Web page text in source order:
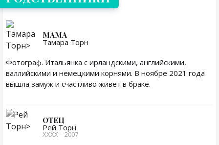
МАМА
Тамара Торн
Фотограф. Итальянка с ирландскими, английскими,
валлийскими и немецкими корнями. В ноябре 2021 года
вышла замуж и счастливо живет в браке.
ОТЕЦ
Рей Торн
ХХХХ – 2007